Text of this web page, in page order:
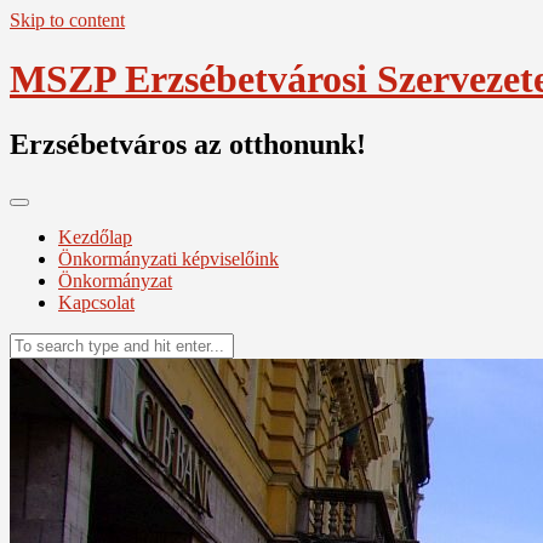
Skip to content
MSZP Erzsébetvárosi
Erzsébetváros az otthonunk!
Kezdőlap
Önkormányzati képviselőink
Önkormányzat
Kapcsolat